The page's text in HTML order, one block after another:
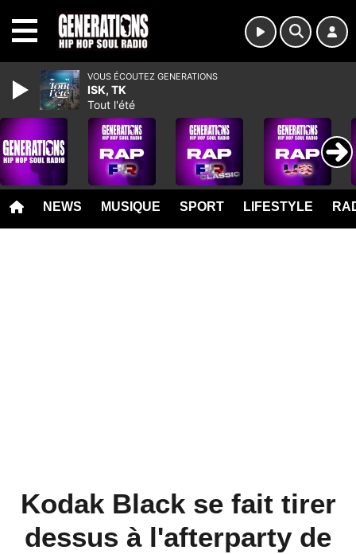
NEWS MUSIQUE SPORT LIFESTYLE
Kodak Black se fait tirer
dessus à l'afterparty de
VOUS ÉCOUTEZ GENERATIONS
ISK, TK
Tout l'été